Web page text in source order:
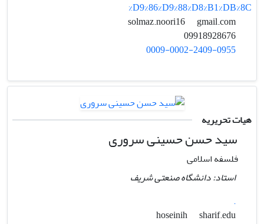
%D9%86%D9%88%D8%B1%DB%8C
gmail.com
0009-0002-2409-0955
هیات تحریریه
سید حسن حسینی سروری
فلسفه اسلامی
استاد: دانشگاه صنعتی شریف
.
sharif.edu